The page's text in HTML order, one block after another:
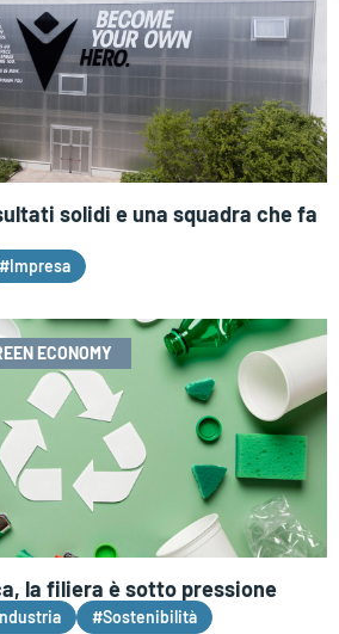
solidi e una squadra che fa
#Impresa
ECONOMY
la filiera è sotto pressione
#Sostenibilità